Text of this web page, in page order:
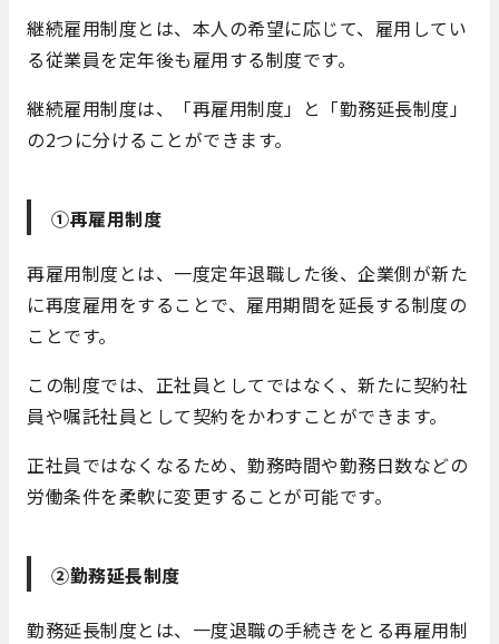
継続雇用制度とは、本人の希望に応じて、雇用してい
る従業員を定年後も雇用する制度です。
継続雇用制度は、「再雇用制度」と「勤務延長制度」
の2つに分けることができます。
①再雇用制度
再雇用制度とは、一度定年退職した後、企業側が新た
に再度雇用をすることで、雇用期間を延長する制度の
ことです。
この制度では、正社員としてではなく、新たに契約社
員や嘱託社員として契約をかわすことができます。
正社員ではなくなるため、勤務時間や勤務日数などの
労働条件を柔軟に変更することが可能です。
②勤務延長制度
勤務延長制度とは、一度退職の手続きをとる再雇用制